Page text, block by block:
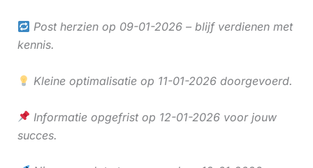
Post herzien op 09-01-2026 – blijf verdienen met
kennis.
Kleine optimalisatie op 11-01-2026 doorgevoerd.
Informatie opgefrist op 12-01-2026 voor jouw
succes.